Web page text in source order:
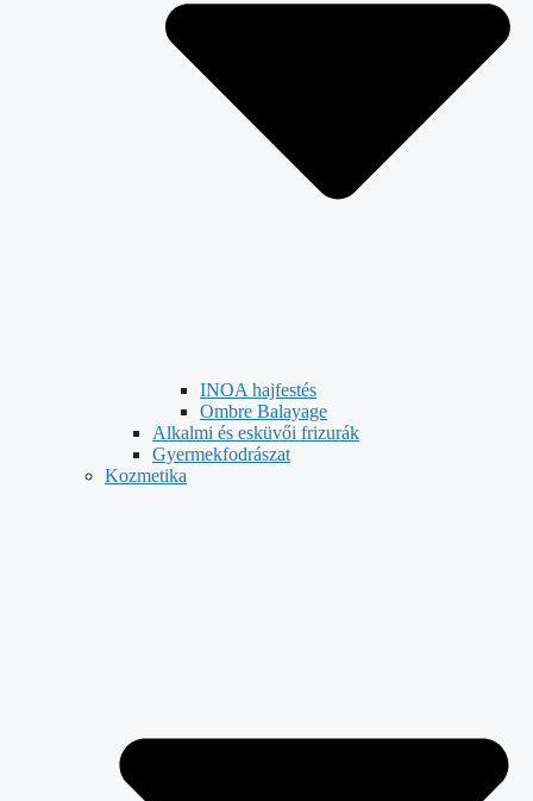
INOA hajfestés
Ombre Balayage
Alkalmi és esküvői frizurák
Gyermekfodrászat
Kozmetika